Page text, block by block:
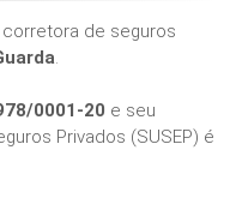
corretora de seguros
.
0001-20 e seu
Privados (SUSEP) é